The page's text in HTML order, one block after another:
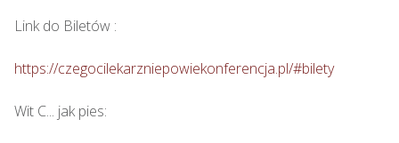
Link do Biletów :
https://czegocilekarzniepowiekonferencja.pl/#bilety
Wit C... jak pies: